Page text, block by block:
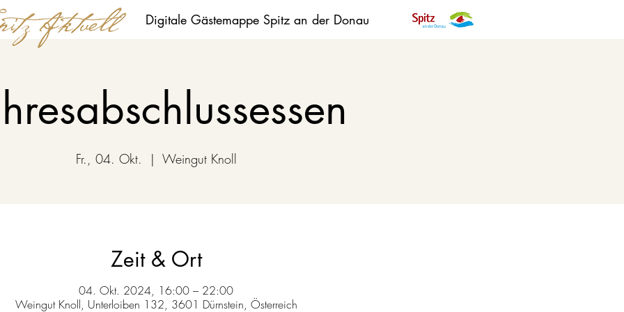
Digitale Gästemappe Spitz an der Donau
Fr., 04. Okt.
  |
Weingut Knoll
Zeit & Ort
04. Okt. 2024, 16:00 – 22:00
Weingut Knoll, Unterloiben 132, 3601 Dürnstein, Österreich